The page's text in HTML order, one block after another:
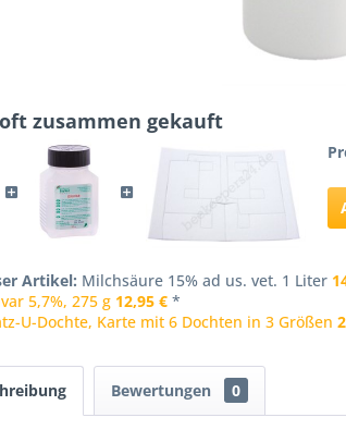
zusammen gekauft
Artikel: Milchsäure 15% ad us. vet. 1 Liter
5,7%, 275 g 12,95 € *
U-Dochte, Karte mit 6 Dochten in 3 Größen
Bewertungen 0